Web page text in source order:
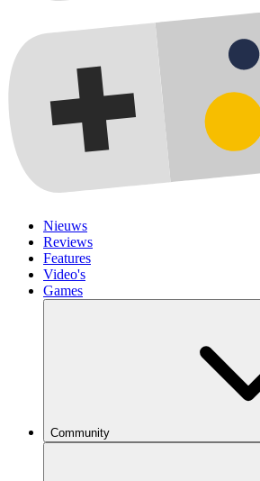
Nieuws
Reviews
Features
Video's
Games
Community